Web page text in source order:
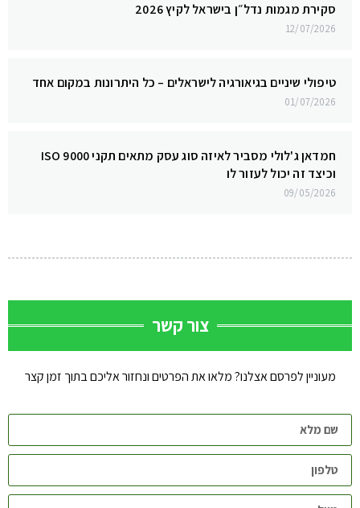
סקירת מגמות נדל״ן בישראל לקיץ 2026
12/07/2026
טיפולי שיניים בגיאורגיה לישראלים – כל היתרונות במקום אחד
01/07/2026
חמדאן ג'לולי מסביר לאיזה סוג עסק מתאים תקני ISO 9000
וכיצד זה יכול לעזור לו
09/05/2026
צור קשר
מעוניין לפרסם אצלנו? מלאו את הפרטים ונחזור אליכם בתוך זמן קצר